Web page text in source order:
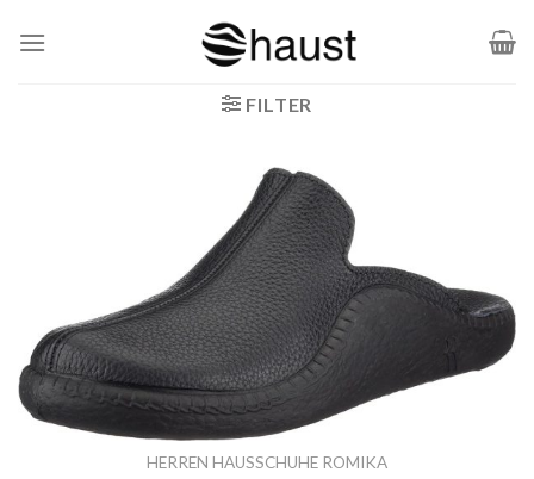
Inhalt
FILTER
HERREN HAUSSCHUHE ROMIKA